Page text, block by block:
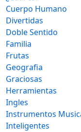
Cuerpo Humano
Divertidas
Doble Sentido
Familia
Frutas
Geografia
Graciosas
Herramientas
Ingles
Instrumentos
Inteligentes